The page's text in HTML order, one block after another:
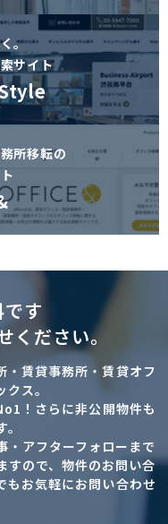
。
サイト
所移転の
す
ください。
・賃貸事務所・賃貸オフ
ス。
！さらに非公開物件も
・アフターフォローまで
すので、物件のお問い合
もお気軽にお問い合わせ